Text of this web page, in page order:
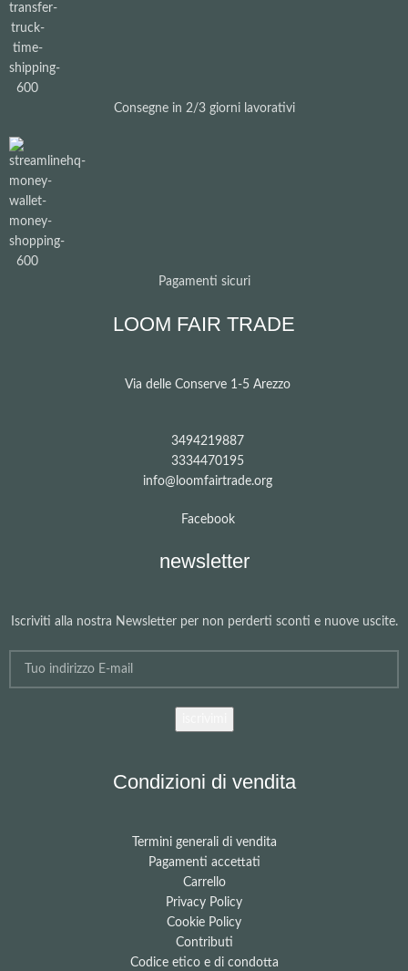
Consegne in 2/3 giorni lavorativi
Pagamenti sicuri
LOOM FAIR TRADE
Via delle Conserve 1-5 Arezzo
3494219887
3334470195
info@loomfairtrade.org
Facebook
newsletter
Iscriviti alla nostra Newsletter per non perderti sconti e nuove uscite.
Condizioni di vendita
Termini generali di vendita
Pagamenti accettati
Carrello
Privacy Policy
Cookie Policy
Contributi
Codice etico e di condotta